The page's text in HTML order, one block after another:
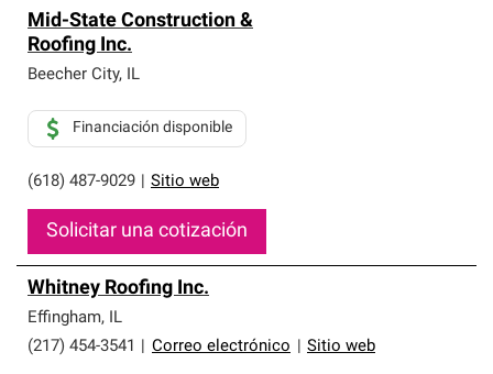
parte de una red exclusiva de profesionales de techos
que cumplen con altos estándares y requisitos estrictos
de profesionalismo y confiabilidad.
Mid-State Construction &
Roofing Inc.
Beecher City, IL
(618) 487-9029 Sitio web
Financiación disponible
Solicitar una cotización
Whitney Roofing Inc.
Effingham, IL
(217) 454-3541
Correo electrónico Sitio web